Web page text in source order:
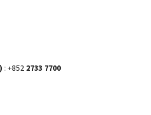
: +852 2733 7700